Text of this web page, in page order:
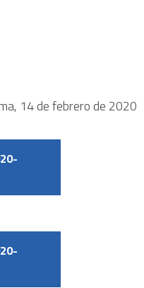
14 de febrero de 2020